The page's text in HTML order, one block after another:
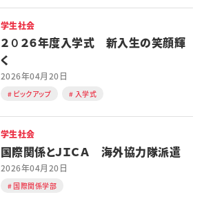
学生社会
２０２６年度入学式 新入生の笑顔輝
く
2026年04月20日
ピックアップ 入学式
学生社会
国際関係とＪＩＣＡ 海外協力隊派遣
2026年04月20日
国際関係学部